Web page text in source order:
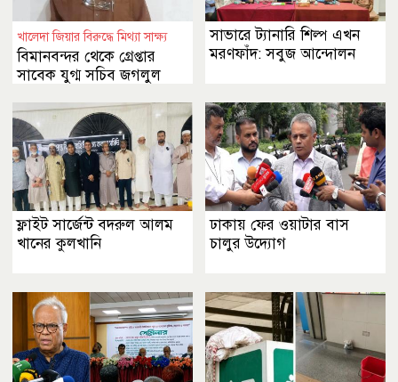
খালেদা জিয়ার বিরুদ্ধে মিথ্যা সাক্ষ্য
বিমানবন্দর থেকে গ্রেপ্তার
সাবেক যুগ্ম সচিব জগলুল
সাভারে ট্যানারি শিল্প এখন
মরণফাঁদ: সবুজ আন্দোলন
ফ্লাইট সার্জেন্ট বদরুল আলম
খানের কুলখানি
ঢাকায় ফের ওয়াটার বাস
চালুর উদ্যোগ